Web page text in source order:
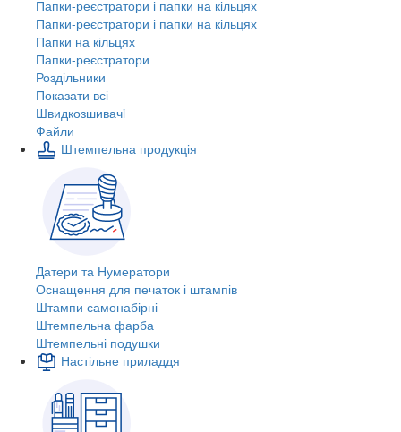
Папки-реєстратори і папки на кільцях
Папки-реєстратори і папки на кільцях
Папки на кільцях
Папки-реєстратори
Роздільники
Показати всі
Швидкозшивачi
Файли
Штемпельна продукція
Датери та Нумератори
Оснащення для печаток і штампів
Штампи самонабірні
Штемпельна фарба
Штемпельні подушки
Настільне приладдя